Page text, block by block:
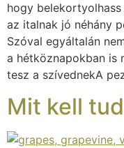
hogy
az italnak jó néhány
Szóval egyáltalán
a hétköznapokban is
tesz a szívednekA
Mit kell